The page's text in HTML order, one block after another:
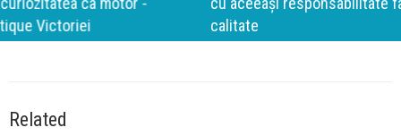
calitate
Related